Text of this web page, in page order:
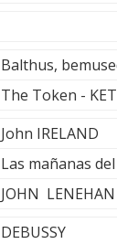
Balthus,
The Token -
John IRELAND
Las mañanas
JOHN LENEHAN
DEBUSSY